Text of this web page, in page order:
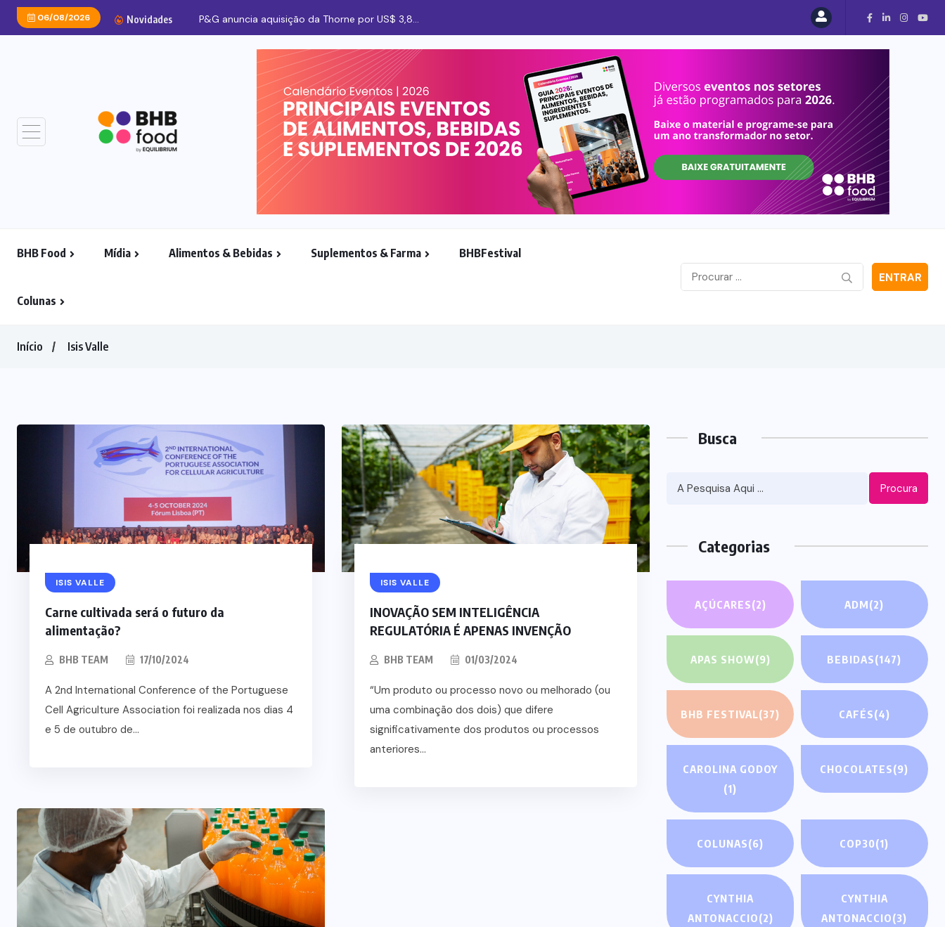
06/08/2026 Novidades P&G anuncia aquisição da Thorne por US$ 3,8...
BHB Food Mídia Alimentos & Bebidas Suplementos & Farma BHBFestival
Colunas
ENTRAR
Início Isis Valle
ISIS VALLE
Carne cultivada será o futuro da
alimentação?
BHB TEAM 17/10/2024
A 2nd International Conference of the Portuguese
Cell Agriculture Association foi realizada nos dias 4
e 5 de outubro de...
ISIS VALLE
INOVAÇÃO SEM INTELIGÊNCIA
REGULATÓRIA É APENAS INVENÇÃO
BHB TEAM 01/03/2024
“Um produto ou processo novo ou melhorado (ou
uma combinação dos dois) que difere
significativamente dos produtos ou processos
anteriores...
Busca
Procura
Categorias
AÇÚCARES(2) ADM(2)
APAS SHOW(9) BEBIDAS(147)
BHB FESTIVAL(37) CAFÉS(4)
CAROLINA GODOY
(1)
CHOCOLATES(9)
COLUNAS(6) COP30(1)
CYNTHIA
ANTONACCIO(2)
CYNTHIA
ANTONACCIO(3)